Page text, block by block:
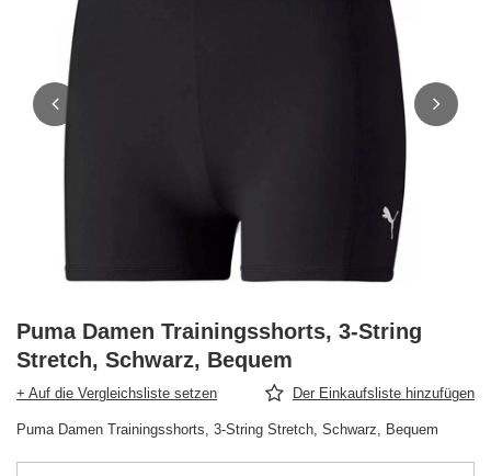
Puma Damen Trainingsshorts, 3-String
Stretch, Schwarz, Bequem
+ Auf die Vergleichsliste setzen Der Einkaufsliste hinzufügen
Puma Damen Trainingsshorts, 3-String Stretch, Schwarz, Bequem